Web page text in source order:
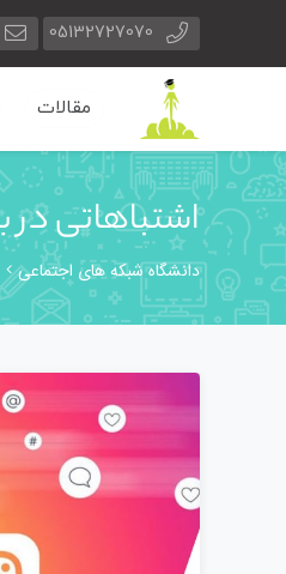
05132727070
مقالات
اشتباهاتی در
دانشگاه شبکه های اجتماعی